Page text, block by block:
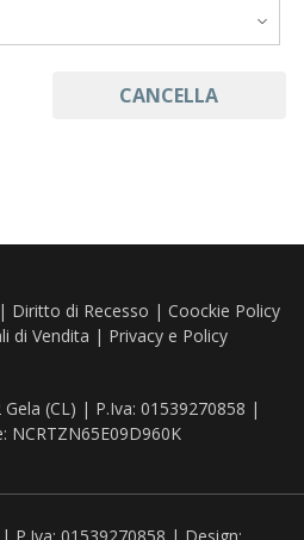
CANCELLA
| Diritto di Recesso | Coockie Policy
di Vendita | Privacy e Policy
(CL) | P.Iva: 01539270858 |
NCRTZN65E09D960K